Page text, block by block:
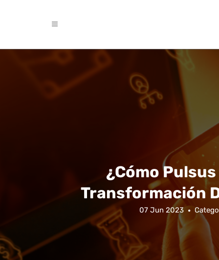
¿Cómo
Transformación
07 Jun 2023